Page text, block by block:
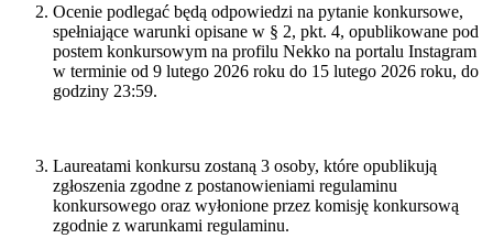
Ocenie podlegać będą odpowiedzi na pytanie konkursowe,
spełniające warunki opisane w § 2, pkt. 4, opublikowane pod
postem konkursowym na profilu Nekko na portalu Instagram
w terminie od 9 lutego 2026 roku do 15 lutego 2026 roku, do
godziny 23:59.
Laureatami konkursu zostaną 3 osoby, które opublikują
zgłoszenia zgodne z postanowieniami regulaminu
konkursowego oraz wyłonione przez komisję konkursową
zgodnie z warunkami regulaminu.